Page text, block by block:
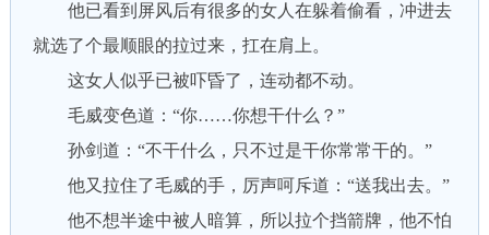
他已看到屏风后有很多的女人在躲着偷看，冲进去
就选了个最顺眼的拉过来，扛在肩上。
这女人似乎已被吓昏了，连动都不动。
毛威变色道：“你……你想干什么？”
孙剑道：“不干什么，只不过是干你常常干的。”
他又拉住了毛威的手，厉声呵斥道：“送我出去。”
他不想半途中被人暗算，所以拉个挡箭牌，他不怕